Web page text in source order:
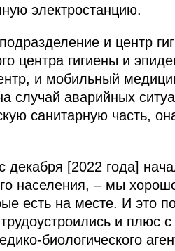
электростанцию.
и центр
центра гигиены и
и мобильный
случай аварийных
санитарную часть,
декабря [2022 года]
населения, – мы
есть на месте. И это
и плюс
биологического